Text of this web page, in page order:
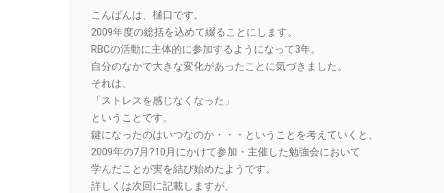
こんばんは、樋口です。
2009年度の総括を込めて綴ることにします。
RBCの活動に主体的に参加するようになって3年。
自分のなかで大きな変化があったことに気づきました。
それは、
「ストレスを感じなくなった」
ということです。
鍵になったのはいつなのか・・・ということを考えていくと、
2009年の7月?10月にかけて参加・主催した勉強会において
学んだことが実を結び始めたようです。
詳しくは次回に記載しますが、